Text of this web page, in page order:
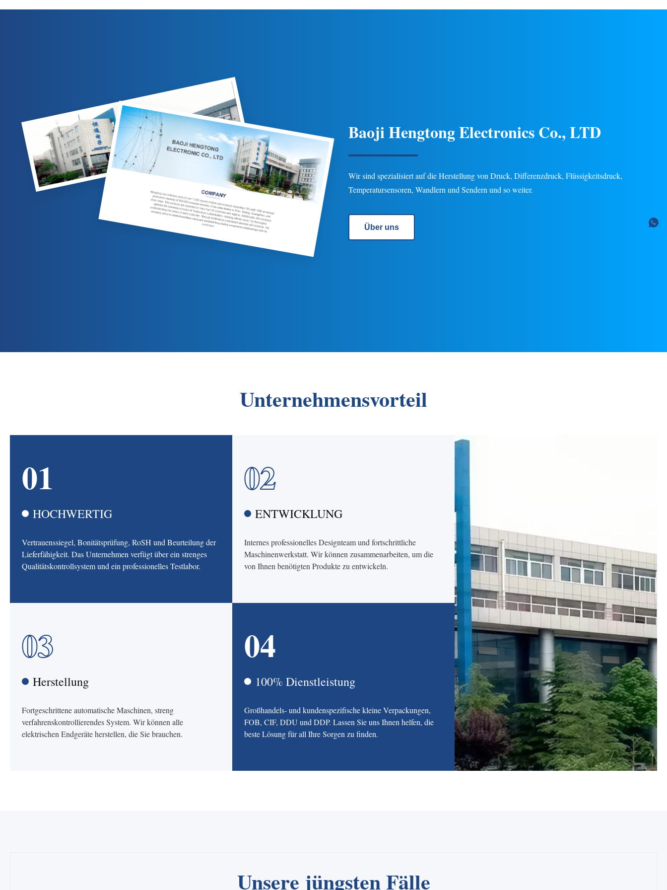
VDC-Ausgänge. Geeignet für die
Schutz und mehrere
Gas-/Flüssigkeitspipeline-Anwendungen in
Edelstahlkonstruktion, stabile Leistung,
Baoji Hengtong Electronics Co., LTD
Wir sind spezialisiert auf die Herstellung von Druck, Differenzdruck, Flüssigkeitsdruck,
Temperatursensoren, Wandlern und Sendern und so weiter.
Über uns
Unternehmensvorteil
01
HOCHWERTIG
Vertrauenssiegel, Bonitätsprüfung, RoSH und Beurteilung der
Lieferfähigkeit. Das Unternehmen verfügt über ein strenges
Qualitätskontrollsystem und ein professionelles Testlabor.
02
ENTWICKLUNG
Internes professionelles Designteam und fortschrittliche
Maschinenwerkstatt. Wir können zusammenarbeiten, um die
von Ihnen benötigten Produkte zu entwickeln.
03
Herstellung
Fortgeschrittene automatische Maschinen, streng
verfahrenskontrollierendes System. Wir können alle
elektrischen Endgeräte herstellen, die Sie brauchen.
04
100% Dienstleistung
Großhandels- und kundenspezifische kleine Verpackungen,
FOB, CIF, DDU und DDP. Lassen Sie uns Ihnen helfen, die
beste Lösung für all Ihre Sorgen zu finden.
Unsere jüngsten Fälle